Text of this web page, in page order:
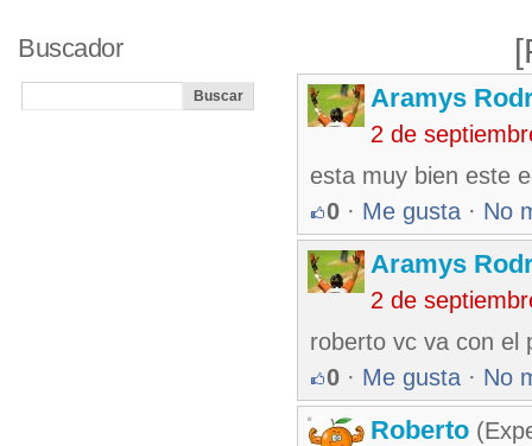
Aramys
2 de
esta muy bien este
0 · Me gusta · No
Aramys
2 de
roberto vc va con el
0 · Me gusta · No
Roberto
Buscador